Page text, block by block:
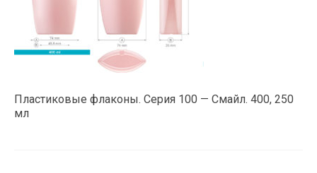
Пластиковые флаконы. Серия 100 — Смайл. 400, 250
мл